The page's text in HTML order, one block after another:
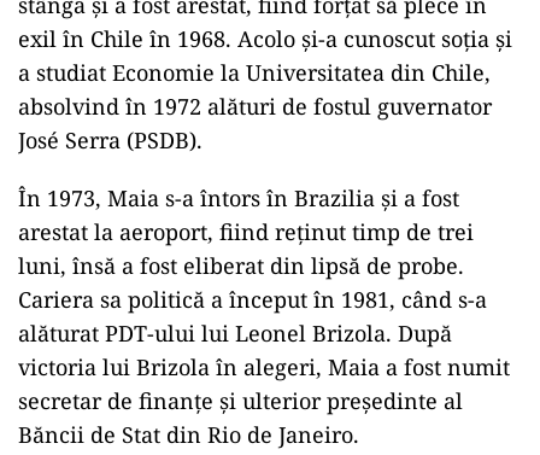
exil în Chile în 1968. Acolo și-a cunoscut soția și
a studiat Economie la Universitatea din Chile,
absolvind în 1972 alături de fostul guvernator
José Serra (PSDB).
În 1973, Maia s-a întors în Brazilia și a fost
arestat la aeroport, fiind reținut timp de trei
luni, însă a fost eliberat din lipsă de probe.
Cariera sa politică a început în 1981, când s-a
alăturat PDT-ului lui Leonel Brizola. După
victoria lui Brizola în alegeri, Maia a fost numit
secretar de finanțe și ulterior președinte al
Băncii de Stat din Rio de Janeiro.